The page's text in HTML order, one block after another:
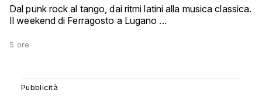
Dal punk rock al tango, dai ritmi latini alla musica classica.
Il weekend di Ferragosto a Lugano ...
5 ore